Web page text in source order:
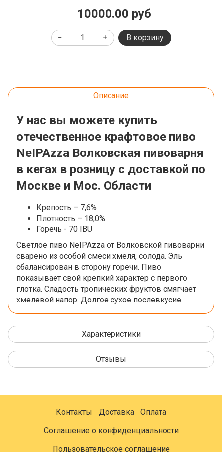
10000.00 руб
В корзину
Описание
У нас вы можете купить
отечественное крафтовое пиво
NeIPAzza Волковская пивоварня
в кегах в розницу с доставкой по
Москве и Мос. Области
Крепость – 7,6%
Плотность – 18,0%
Горечь - 70 IBU
Светлое пиво NeIPAzza от Волковской пивоварни
сварено из особой смеси хмеля, солода. Эль
сбалансирован в сторону горечи. Пиво
показывает свой крепкий характер с первого
глотка. Сладость тропических фруктов смягчает
хмелевой напор. Долгое сухое послевкусие.
Характеристики
Отзывы
Контакты Доставка
Оплата
Соглашение о конфиденциальности
Пользовательское соглашение